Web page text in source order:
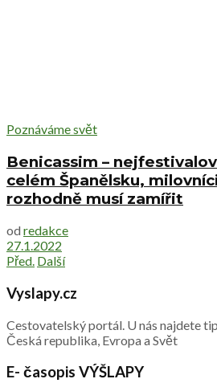
Poznáváme svět
Benicassim –
celém Španělsku,
rozhodně musí zamířit
od redakce
27.1.2022
Před. Další
Vyslapy.cz
Cestovatelský portál. U nás najdete
Česká republika, Evropa a Svět
E- časopis VÝŠLAPY